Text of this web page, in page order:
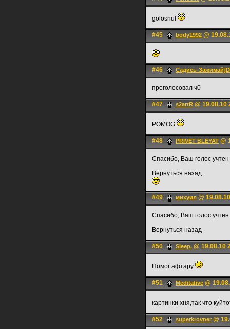
golosnul
#45 body1992 @
#46 Садись-
проголосовал ч0
#47 s2artR @ 19.08.10
POMOG
#48 PRIVET BLEYAT @
Спасибо, Ваш голос учтен
Вернуться назад
#49 михуил @
Спасибо, Ваш голос учтен
Вернуться назад
#50 Sleep. @ 19.08.10
Помог афтару
#51 Meditative @
картинки хня,так что
#52 superkrovner @